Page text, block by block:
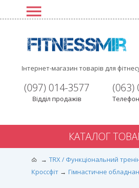
Інтернет-магазин товарів для
(063)
(097) 014-3577
Відділ продажів
КАТАЛОГ
TRX / Функціональний
Кроссфіт
Гімнастичне